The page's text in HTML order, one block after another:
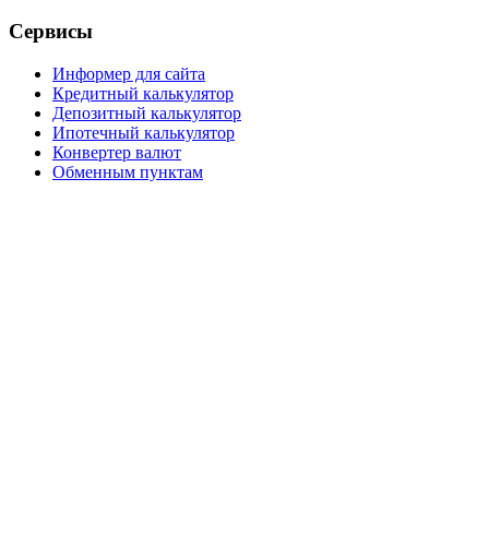
Сервисы
Информер для сайта
Кредитный калькулятор
Депозитный калькулятор
Ипотечный калькулятор
Конвертер валют
Обменным пунктам